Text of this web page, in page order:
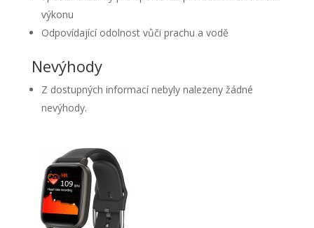
výkonu
Odpovídající odolnost vůči prachu a vodě
Nevýhody
Z dostupných informací nebyly nalezeny žádné
nevýhody.